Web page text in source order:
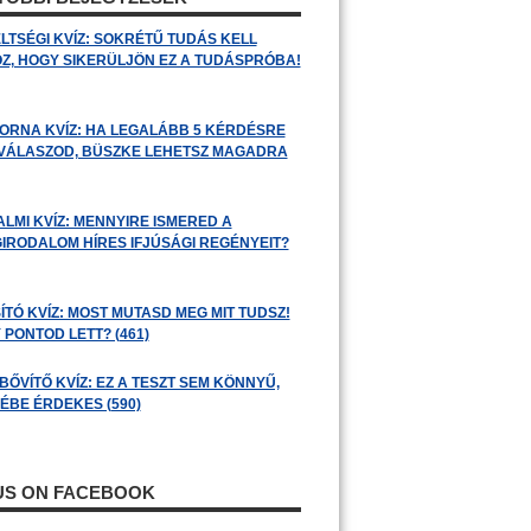
KVÍZ: SOKRÉTŰ TUDÁS KELL
HOGY SIKERÜLJÖN EZ A TUDÁSPRÓBA!
KVÍZ: HA LEGALÁBB 5 KÉRDÉSRE
BÜSZKE LEHETSZ MAGADRA
KVÍZ: MENNYIRE ISMERED A
HÍRES IFJÚSÁGI REGÉNYEIT?
KVÍZ: MOST MUTASD MEG MIT TUDSZ!
LETT? (461)
KVÍZ: EZ A TESZT SEM KÖNNYŰ,
ÉRDEKES (590)
ON FACEBOOK